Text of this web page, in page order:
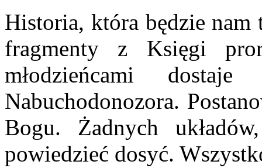
Historia, która będzie
fragmenty z Księgi
młodzieńcami
Nabuchodonozora.
Bogu. Żadnych
powiedzieć dosyć.